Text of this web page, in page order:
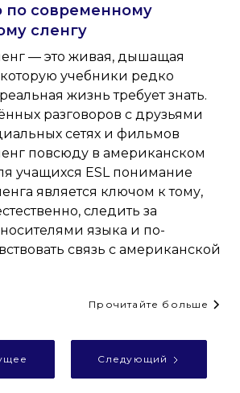
по современному
сленгу
— это живая, дышащая
которую учебники редко
жизнь требует знать.
разговоров с друзьями
сетях и фильмов
повсюду в американском
учащихся ESL понимание
является ключом к тому,
следить за
языка и по-
связь с американской
Прочитайте больше
Следующий